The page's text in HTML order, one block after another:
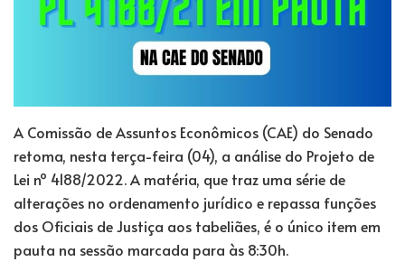
A Comissão de Assuntos Econômicos (CAE) do Senado
retoma, nesta terça-feira (04), a análise do Projeto de
Lei nº 4188/2022. A matéria, que traz uma série de
alterações no ordenamento jurídico e repassa funções
dos Oficiais de Justiça aos tabeliães, é o único item em
pauta na sessão marcada para às 8:30h.